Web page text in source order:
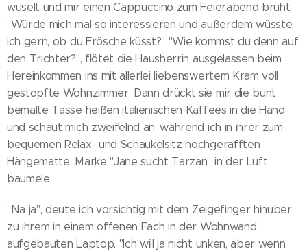
wuselt und mir einen Cappuccino zum Feierabend brüht.
"Würde mich mal so interessieren und außerdem wüsste
ich gern, ob du Frösche küsst?" "Wie kommst du denn auf
den Trichter?", flötet die Hausherrin ausgelassen beim
Hereinkommen ins mit allerlei liebenswertem Kram voll
gestopfte Wohnzimmer. Dann drückt sie mir die bunt
bemalte Tasse heißen italienischen Kaffees in die Hand
und schaut mich zweifelnd an, während ich in ihrer zum
bequemen Relax- und Schaukelsitz hochgerafften
Hängematte, Marke "Jane sucht Tarzan" in der Luft
baumele.
"Na ja", deute ich vorsichtig mit dem Zeigefinger hinüber
zu ihrem in einem offenen Fach in der Wohnwand
aufgebauten Laptop. "Ich will ja nicht unken, aber wenn